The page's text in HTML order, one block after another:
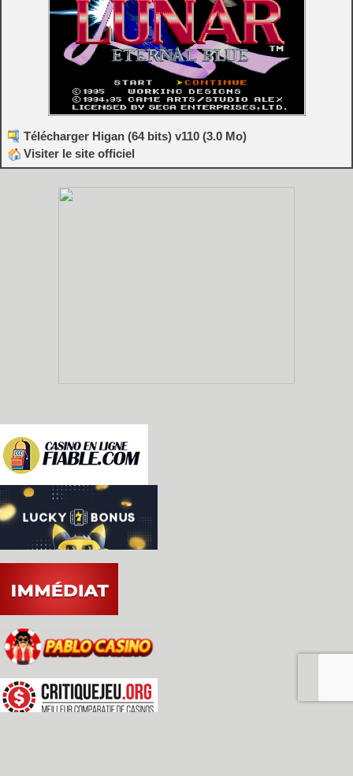
Télécharger Higan (64 bits) v110 (3.0 Mo)
Visiter le site officiel